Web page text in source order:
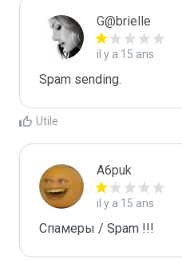
G@brielle
il y a 15 ans
Spam sending.
Utile
A6puk
il y a 15 ans
Спамеры / Spam !!!